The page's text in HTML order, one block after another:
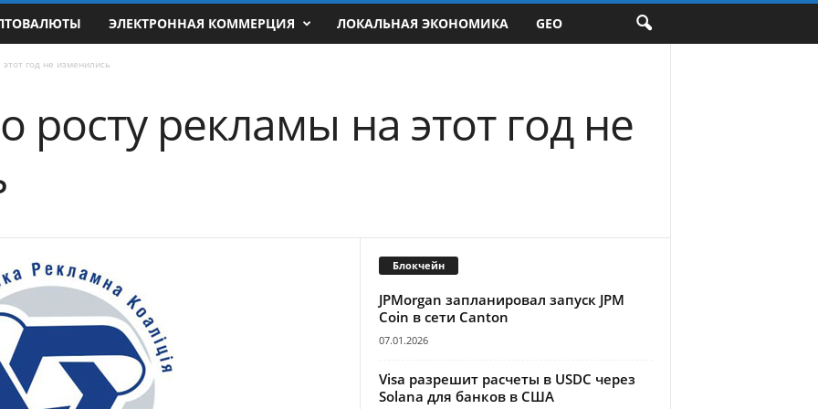
ЭЛЕКТРОННАЯ КОММЕРЦИЯ ЛОКАЛЬНАЯ ЭКОНОМИКА GEO
год не изменились
росту рекламы на этот год не
Блокчейн
JPMorgan запланировал запуск JPM
Coin в сети Canton
07.01.2026
Visa разрешит расчеты в USDC через
Solana для банков в США